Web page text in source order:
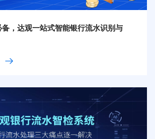
，达观一站式智能银行流水识别与